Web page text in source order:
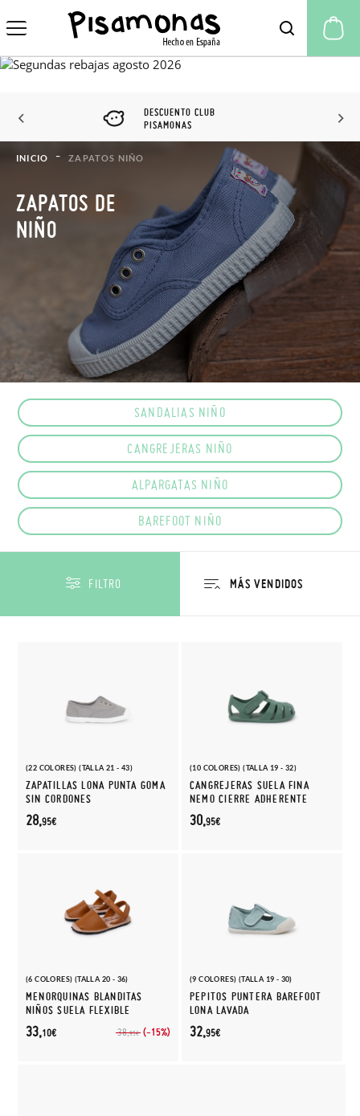
DESCUENTO CLUB
PISAMONAS
INICIO ZAPATOS NIÑO
ZAPATOS DE
NIÑO
SANDALIAS NIÑO
CANGREJERAS NIÑO
ALPARGATAS NIÑO
BAREFOOT NIÑO
FILTRO
(22 COLORES) (TALLA 21 - 43)
ZAPATILLAS LONA PUNTA GOMA
SIN CORDONES
28,95€
(10 COLORES) (TALLA 19 - 32)
CANGREJERAS SUELA FINA
NEMO CIERRE ADHERENTE
30,95€
(6 COLORES) (TALLA 20 - 36)
MENORQUINAS BLANDITAS
NIÑOS SUELA FLEXIBLE
38,95€ (-15%)
33,10€
(9 COLORES) (TALLA 19 - 30)
PEPITOS PUNTERA BAREFOOT
LONA LAVADA
32,95€